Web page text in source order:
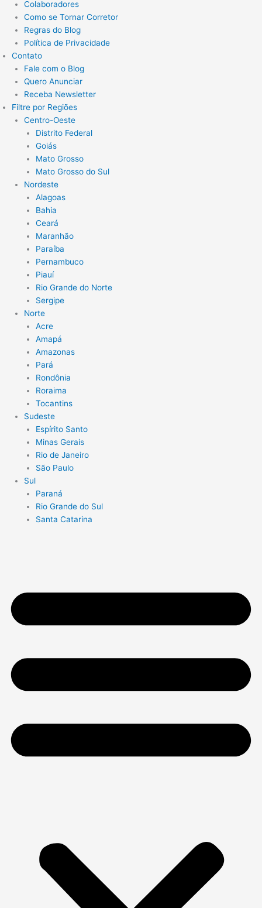
Colaboradores
Como se Tornar Corretor
Regras do Blog
Política de Privacidade
Contato
Fale com o Blog
Quero Anunciar
Receba Newsletter
Filtre por Regiões
Centro-Oeste
Distrito Federal
Goiás
Mato Grosso
Mato Grosso do Sul
Nordeste
Alagoas
Bahia
Ceará
Maranhão
Paraíba
Pernambuco
Piauí
Rio Grande do Norte
Sergipe
Norte
Acre
Amapá
Amazonas
Pará
Rondônia
Roraima
Tocantins
Sudeste
Espírito Santo
Minas Gerais
Rio de Janeiro
São Paulo
Sul
Paraná
Rio Grande do Sul
Santa Catarina